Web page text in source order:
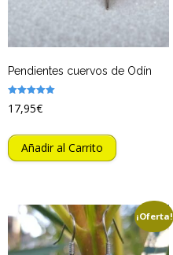
Las 24 Runas
Pendientes cuervos de Odín
con
17,95€
Añadir al Carrito
¡Oferta!